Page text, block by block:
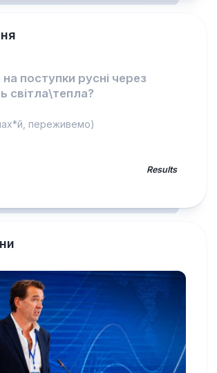
поступки русні через
світла\тепла?
переживемо)
Results